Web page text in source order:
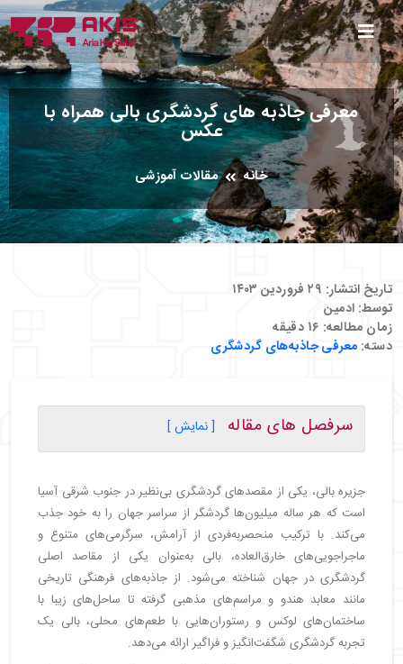
معرفی جاذبه های گردشگری بالی همراه با
عکس
خانه مقالات آموزشی
تاریخ انتشار: ۲۹ فروردین ۱۴۰۳
توسط: ادمین
زمان مطالعه: ۱۶ دقیقه
دسته: معرفی جاذبه‌های گردشگری
سرفصل های مقاله
[ نمایش ]
・تاریخچه جزیره بالی
معرفی بهترین جاهای دیدنی بالی
・ معابد بالی اندونزی
・
معبد تاناه لات | Tanah Lot Temple
・
معبد بساکی | Besakih Temple
・معبد گونونگ کاوی | Gunung Kawi Temple
・ معبد اولاووتا | Temple Uluwatu
・ معبد گوالا لوا | Pura Goa Lawah
・ دیدنی‌ های طبیعت بالی
جزیره بالی، یکی از مقصدهای گردشگری بی‌نظیر در جنوب شرقی آسیا
است که هر ساله میلیون‌ها گردشگر از سراسر جهان را به خود جذب
می‌کند. با ترکیب منحصربه‌فردی از آرامش، سرگرمی‌های متنوع و
ماجراجویی‌های خارق‌العاده، بالی به‌عنوان یکی از مقاصد اصلی
گردشگری در جهان شناخته می‌شود. از جاذبه‌های فرهنگی تاریخی
مانند معابد هندو و مراسم‌های مذهبی گرفته تا ساحل‌های زیبا با
ساختمان‌های لوکس و رستوران‌هایی با طعم‌های محلی، بالی یک
تجربه گردشگری شگفت‌انگیز و فراگیر ارائه می‌دهد.